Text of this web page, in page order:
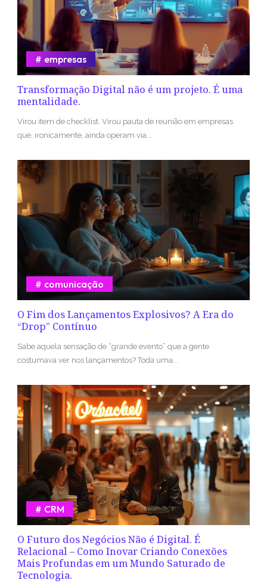
Transformação Digital não é um projeto. É uma
mentalidade.
empresas
Virou item de checklist. Virou pauta de reunião em empresas
que, ironicamente, ainda operam via...
O Fim dos Lançamentos Explosivos? A Era do
“Drop” Contínuo
comunicação
Sabe aquela sensação de “grande evento” que a gente
costumava ver nos lançamentos? Toda uma...
O Futuro dos Negócios Não é Digital. É
Relacional – Como Inovar Criando Conexões
Mais Profundas em um Mundo Saturado de
Tecnologia.
CRM